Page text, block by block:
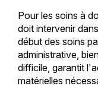
Pour les soins à
doit intervenir
début des soins
administrative,
difficile, garantit
matérielles